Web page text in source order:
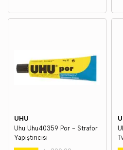
UHU
Uhu Uhu40359 Por - Strafor
Yapıştırıcısı